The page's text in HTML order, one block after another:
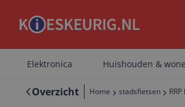
Elektronica Huishouden &
Overzicht Home stadsfietsen